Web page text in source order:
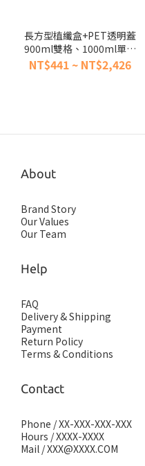
長方型植纖盒+PET透明蓋
900ml雙格、1000ml單格
50個/包 外帶外送微波【陶
杯杯瓷器】餐具餐盤 台灣現
NT$441 ~ NT$2,426
About
Brand Story
Our Values
Our Team
Help
FAQ
Delivery & Shipping
Payment
Return Policy
Terms & Conditions
Contact
Phone / XX-XXX-XXX-XXX
Hours / XXXX-XXXX
Mail / XXX@XXXX.COM